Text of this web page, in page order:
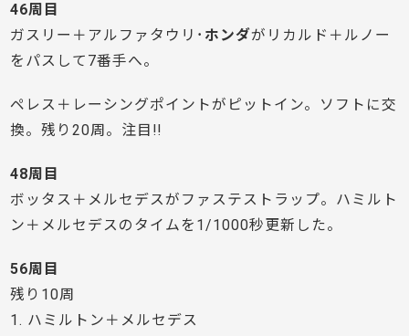
46周目
ガスリー＋アルファタウリ･ ホンダがリカルド＋ルノー
をパスして7番手へ。
ペレス＋レーシングポイントがピットイン。ソフトに交
換。残り20周。注目!!
48周目
ボッタス＋メルセデスがファステストラップ。ハミルト
ン＋メルセデスのタイムを1/1000秒更新した。
56周目
残り10周
1. ハミルトン＋メルセデス